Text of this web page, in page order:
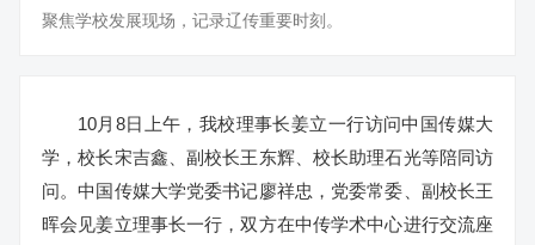
聚焦学校发展现场，记录辽传重要时刻。
10月8日上午，我校理事长姜立一行访问中国传媒大
学，校长宋吉鑫、副校长王东辉、校长助理石光等陪同访
问。中国传媒大学党委书记廖祥忠，党委常委、副校长王
晖会见姜立理事长一行，双方在中传学术中心进行交流座